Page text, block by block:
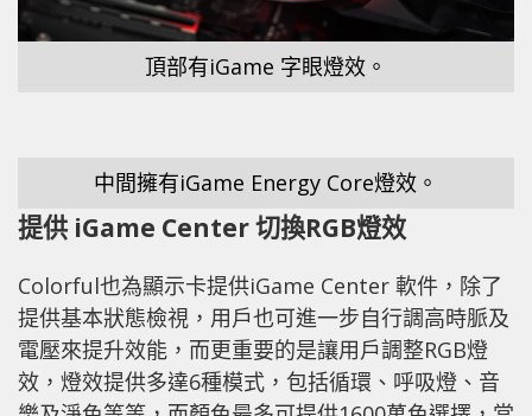
頂部有iGame 字眼燈效。
中間擁有iGame Energy Core燈效。
提供 iGame Center 切換RGB燈效
Colorful也為顯示卡提供iGame Center 軟件，除了
提供基本狀態檢視，用戶也可進一步自行調高時脈及
電壓來提升效能，而更重要的是讓用戶調整RGB燈
效，燈效提供多達6種模式，包括循環、呼吸燈、音